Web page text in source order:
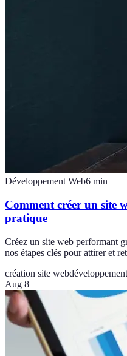
Développement Web6 min
Comment créer un site
pratique
Créez un site web performant
nos étapes clés pour attirer et
création site web
Aug 8